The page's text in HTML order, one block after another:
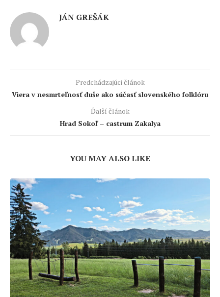
JÁN GREŠÁK
Predchádzajúci článok
Viera v nesmrteľnosť duše ako súčasť slovenského folklóru
Ďalší článok
Hrad Sokoľ – castrum Zakalya
YOU MAY ALSO LIKE